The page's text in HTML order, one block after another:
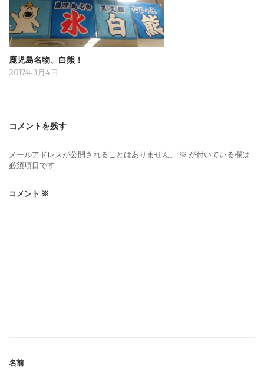
鹿児島名物、白熊！
2017年3月4日
コメントを残す
メールアドレスが公開されることはありません。 ※ が付いている欄は
必須項目です
コメント ※
名前